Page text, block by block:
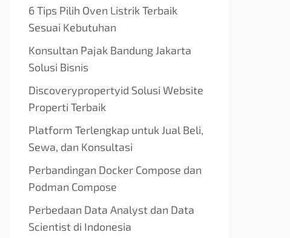
6 Tips Pilih Oven Listrik Terbaik
Sesuai Kebutuhan
Konsultan Pajak Bandung Jakarta
Solusi Bisnis
Discoverypropertyid Solusi Website
Properti Terbaik
Platform Terlengkap untuk Jual Beli,
Sewa, dan Konsultasi
Perbandingan Docker Compose dan
Podman Compose
Perbedaan Data Analyst dan Data
Scientist di Indonesia